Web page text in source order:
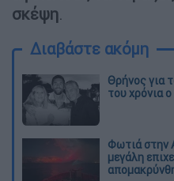
σκέψη.
Διαβάστε ακόμη
Θρήνος για
του χρόνια
Φωτιά στην
μεγάλη